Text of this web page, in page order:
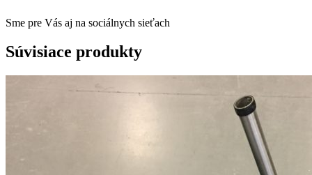
Sme pre Vás aj na sociálnych sieťach
Súvisiace produkty